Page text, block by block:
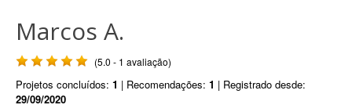
Marcos A.
(5.0 - 1 avaliação)
Projetos concluídos: 1 | Recomendações: 1 | Registrado desde:
29/09/2020